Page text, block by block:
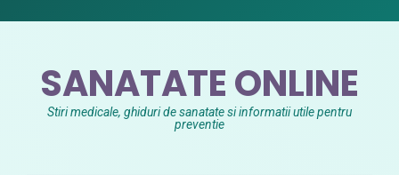
SANATATE ONLINE
Stiri medicale, ghiduri de sanatate si informatii utile pentru
preventie